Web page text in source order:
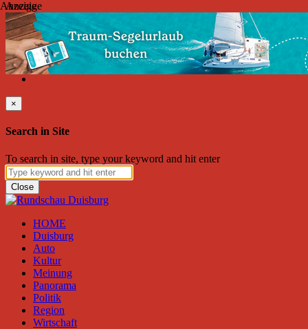
Sonntag, August 09, 2026
Friend on Facebook Follow on Twitter Subscribe to RSS
Search
×
Search in Site
To search in site, type your keyword and hit enter
Close
HOME
Duisburg
Auto
Kultur
Meinung
Panorama
Politik
Region
Wirtschaft
Anzeige
Anzeige